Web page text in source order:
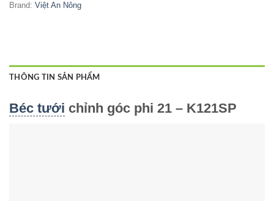
Brand: Việt An Nông
THÔNG TIN SẢN PHẨM
Béc tưới chỉnh góc phi 21 – K121SP